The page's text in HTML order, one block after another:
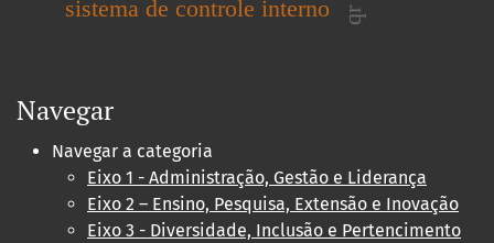
sistema de controle interno
Navegar
Navegar a categoria
Eixo 1 - Administração, Gestão e Liderança
Eixo 2 – Ensino, Pesquisa, Extensão e Inovação
Eixo 3 - Diversidade, Inclusão e Pertencimento